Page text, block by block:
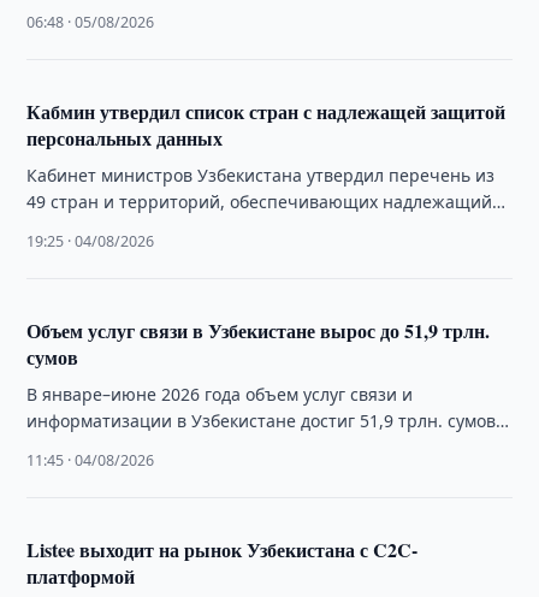
06:48 · 05/08/2026
Кабмин утвердил список стран с надлежащей защитой
персональных данных
Кабинет министров Узбекистана утвердил перечень из
49 стран и территорий, обеспечивающих надлежащий
трансграничной передачи.
19:25 · 04/08/2026
Объем услуг связи в Узбекистане вырос до 51,9 трлн.
сумов
В январе–июне 2026 года объем услуг связи и
информатизации в Узбекистане достиг 51,9 трлн. сумов,
11:45 · 04/08/2026
Listee выходит на рынок Узбекистана с C2C-
платформой